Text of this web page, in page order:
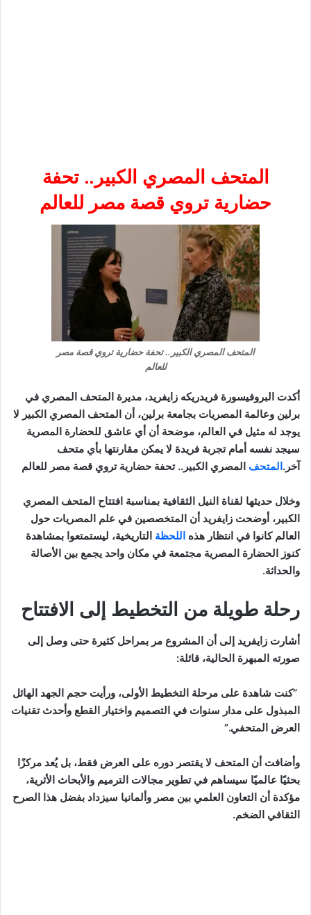
المتحف المصري الكبير.. تحفة
حضارية تروي قصة مصر للعالم
المتحف المصري الكبير.. تحفة حضارية تروي قصة مصر
للعالم
أكدت البروفيسورة فريدريكه زايفريد، مديرة المتحف المصري في
برلين وعالمة المصريات بجامعة برلين، أن المتحف المصري الكبير لا
يوجد له مثيل في العالم، موضحة أن أي عاشق للحضارة المصرية
سيجد نفسه أمام تجربة فريدة لا يمكن مقارنتها بأي متحف
آخر.المتحف المصري الكبير.. تحفة حضارية تروي قصة مصر للعالم
وخلال حديثها لقناة النيل الثقافية بمناسبة افتتاح المتحف المصري
الكبير، أوضحت زايفريد أن المتخصصين في علم المصريات حول
العالم كانوا في انتظار هذه اللحظة التاريخية، ليستمتعوا بمشاهدة
كنوز الحضارة المصرية مجتمعة في مكان واحد يجمع بين الأصالة
والحداثة.
رحلة طويلة من التخطيط إلى الافتتاح
أشارت زايفريد إلى أن المشروع مر بمراحل كثيرة حتى وصل إلى
صورته المبهرة الحالية، قائلة:
“كنت شاهدة على مرحلة التخطيط الأولى، ورأيت حجم الجهد الهائل
المبذول على مدار سنوات في التصميم واختيار القطع وأحدث تقنيات
العرض المتحفي.”
وأضافت أن المتحف لا يقتصر دوره على العرض فقط، بل يُعد مركزًا
بحثيًا عالميًا سيساهم في تطوير مجالات الترميم والأبحاث الأثرية،
مؤكدة أن التعاون العلمي بين مصر وألمانيا سيزداد بفضل هذا الصرح
الثقافي الضخم.